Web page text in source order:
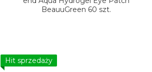
Hit sprzedaży